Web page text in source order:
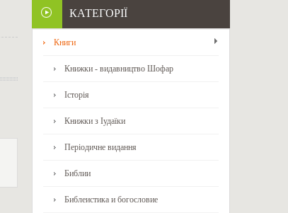
КАТЕГОРІЇ
Книги
Книжки - видавництво Шофар
Історія
Книжки з Іудаїки
Періодичне видання
Библии
Библеистика и богословие